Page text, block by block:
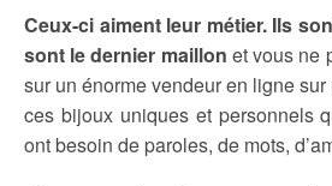
Ceux-ci aiment leur métier. Ils
sont le dernier maillon et vous ne
sur un énorme vendeur en ligne
ces bijoux uniques et personnels
ont besoin de paroles, de mots,